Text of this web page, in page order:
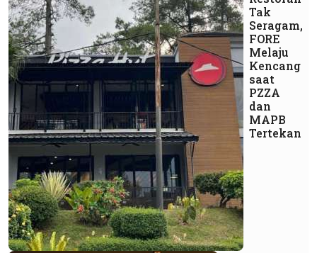
Tak
Seragam,
FORE
Melaju
Kencang
saat
PZZA
dan
MAPB
Tertekan